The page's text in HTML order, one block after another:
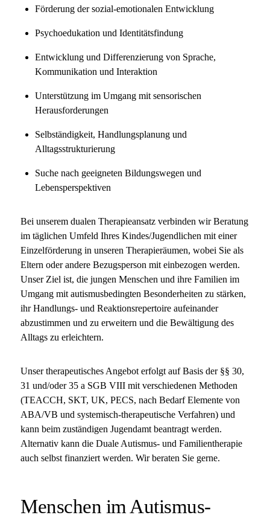
Förderung der sozial-emotionalen Entwicklung
Psychoedukation und Identitätsfindung
Entwicklung und Differenzierung von Sprache,
Kommunikation und Interaktion
Unterstützung im Umgang mit sensorischen
Herausforderungen
Selbständigkeit, Handlungsplanung und
Alltagsstrukturierung
Suche nach geeigneten Bildungswegen und
Lebensperspektiven
Bei unserem dualen Therapieansatz verbinden wir Beratung
im täglichen Umfeld Ihres Kindes/Jugendlichen mit einer
Einzelförderung in unseren Therapieräumen, wobei Sie als
Eltern oder andere Bezugsperson mit einbezogen werden.
Unser Ziel ist, die jungen Menschen und ihre Familien im
Umgang mit autismusbedingten Besonderheiten zu stärken,
ihr Handlungs- und Reaktionsrepertoire aufeinander
abzustimmen und zu erweitern und die Bewältigung des
Alltags zu erleichtern.
Unser therapeutisches Angebot erfolgt auf Basis der §§ 30,
31 und/oder 35 a SGB VIII mit verschiedenen Methoden
(TEACCH, SKT, UK, PECS, nach Bedarf Elemente von
ABA/VB und systemisch-therapeutische Verfahren) und
kann beim zuständigen Jugendamt beantragt werden.
Alternativ kann die Duale Autismus- und Familientherapie
auch selbst finanziert werden. Wir beraten Sie gerne.
Menschen im Autismus-